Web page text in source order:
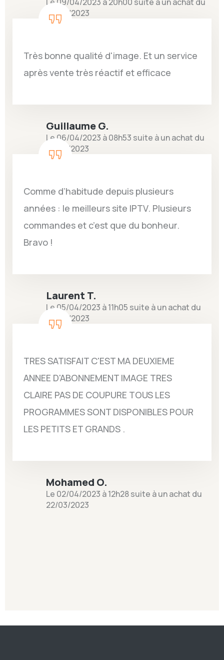
29/03/2023
Très bonne qualité d'image. Et un service
après vente très réactif et efficace
Guillaume G.
Le 06/04/2023 à 08h53 suite à un achat du
25/03/2023
Comme d’habitude depuis plusieurs
années : le meilleurs site IPTV. Plusieurs
commandes et c’est que du bonheur.
Bravo !
Laurent T.
Le 05/04/2023 à 11h05 suite à un achat du
26/03/2023
TRES SATISFAIT C'EST MA DEUXIEME
ANNEE D'ABONNEMENT IMAGE TRES
CLAIRE PAS DE COUPURE TOUS LES
PROGRAMMES SONT DISPONIBLES POUR
LES PETITS ET GRANDS .
Mohamed O.
Le 02/04/2023 à 12h28 suite à un achat du
22/03/2023